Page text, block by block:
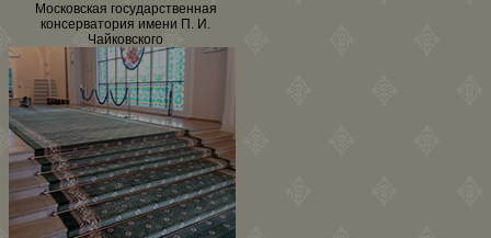
Московская государственная
консерватория имени П. И.
Чайковского